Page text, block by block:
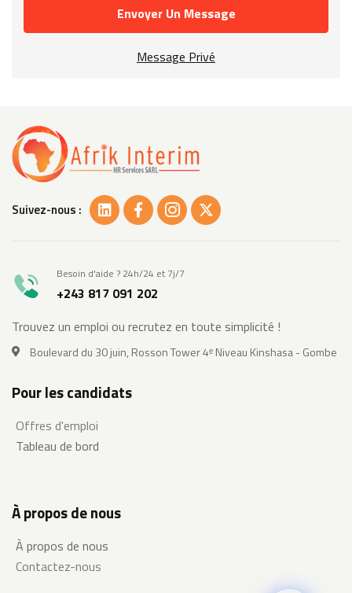
Envoyer Un Message
Message Privé
Suivez-nous :
Besoin d'aide ? 24h/24 et 7j/7
+243 817 091 202
Trouvez un emploi ou recrutez en toute simplicité !
Boulevard du 30 juin, Rosson Tower 4ᵉ Niveau Kinshasa - Gombe
Pour les candidats
Offres d'emploi
Tableau de bord
À propos de nous
À propos de nous
Contactez-nous